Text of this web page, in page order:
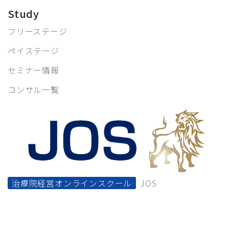
Study
フリーステージ
ペイステージ
セミナー情報
コンサル一覧
治療院経営オンラインスクール JOS